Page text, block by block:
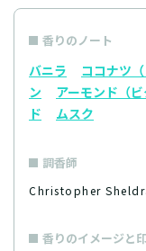
香りのノート
バニラ ココナツ（
ン
アーモンド（ビ
ド
ムスク
調香師
Christopher
香りのイメージと